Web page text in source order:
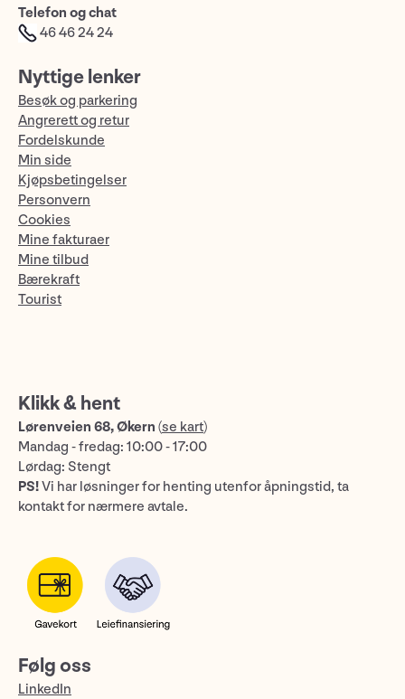
Telefon og chat
46 46 24 24
Nyttige lenker
Besøk og parkering
Angrerett og retur
Fordelskunde
Min side
Kjøpsbetingelser
Personvern
Cookies
Mine fakturaer
Mine tilbud
Bærekraft
Tourist
Klikk & hent
Lørenveien 68, Økern (se kart)
Mandag - fredag: 10:00 - 17:00
Lørdag: Stengt
PS!Vi har løsninger for henting utenfor åpningstid, ta
kontakt for nærmere avtale.
Følg oss
LinkedIn